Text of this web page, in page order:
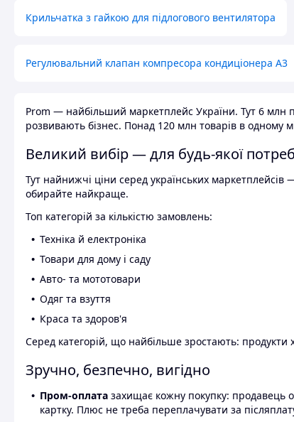
Крильчатка з гайкою для підлогового вентилятора
Регулювальний клапан компресора кондиціонера А3
Prom — найбільший маркетплейс України. Тут 6 млн
розвивають бізнес. Понад 120 млн товарів в одному
Великий вибір — для будь-якої
Тут найнижчі ціни серед українських маркетплейсів
обирайте найкраще.
Топ категорій за кількістю замовлень:
Техніка й електроніка
Товари для дому і саду
Авто- та мототовари
Одяг та взуття
Краса та здоров'я
Серед категорій, що найбільше зростають: продукти
Зручно, безпечно, вигідно
Пром-оплата захищає кожну покупку: продавець
картку. Плюс не треба переплачувати за